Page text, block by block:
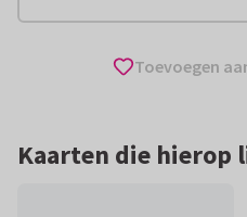
Toevoegen
Kaarten die hierop